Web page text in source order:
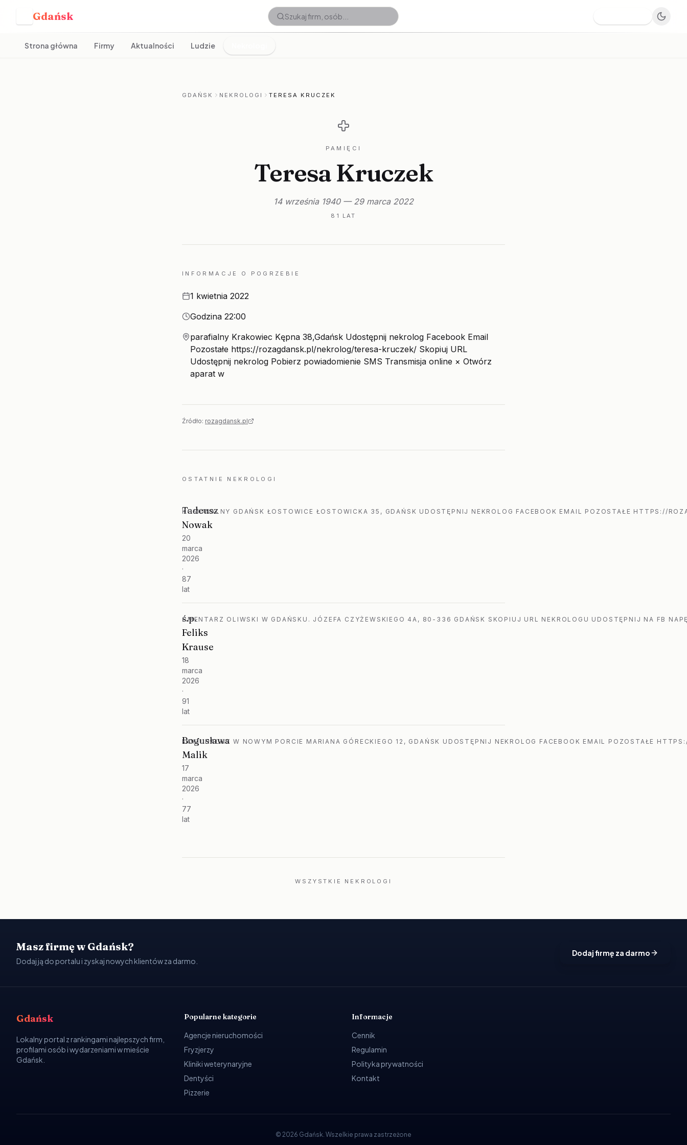
Gdańsk
Strona główna Firmy Aktualności Ludzie
GDAŃSK NEKROLOGI TERESA KRUCZEK
PAMIĘCI
Teresa Kruczek
14 września 1940 — 29 marca 2022
81 LAT
INFORMACJE O POGRZEBIE
Data
1 kwietnia 2022
Godzina
Godzina 22:00
Miejsce
parafialny Krakowiec Kępna 38,Gdańsk Udostępnij nekrolog Facebook Email
Pozostałe https://rozagdansk.pl/nekrolog/teresa-kruczek/ Skopiuj URL
Udostępnij nekrolog Pobierz powiadomienie SMS Transmisja online × Otwórz
aparat w
Źródło: rozagdansk.pl
OSTATNIE NEKROLOGI
Tadeusz
Nowak
20
marca
2026
·
87
lat
KOMUNALNY GDAŃSK ŁOSTOWICE ŁOSTOWICKA 35, GDAŃSK UDOSTĘPNIJ NEKROLOG FACEBOOK EMAIL POZOSTAŁE HTTPS://
ś.p.
Feliks
Krause
18
marca
2026
·
91
lat
CMENTARZ OLIWSKI W GDAŃSKU. JÓZEFA CZYŻEWSKIEGO 4A, 80-336 GDAŃSK SKOPIUJ URL NEKROLOGU UDOSTĘPNIJ NA FB
Bogusława
Malik
17
marca
2026
·
77
lat
KOMUNALNY W NOWYM PORCIE MARIANA GÓRECKIEGO 12, GDAŃSK UDOSTĘPNIJ NEKROLOG FACEBOOK EMAIL POZOSTAŁE
WSZYSTKIE NEKROLOGI
Masz firmę w Gdańsk?
Dodaj ją do portalu i zyskaj nowych klientów za darmo.
Dodaj firmę za darmo
Gdańsk
Lokalny portal z rankingami najlepszych firm,
profilami osób i wydarzeniami w mieście
Gdańsk.
Popularne kategorie
Agencje nieruchomości
Fryzjerzy
Kliniki weterynaryjne
Dentyści
Pizzerie
Informacje
Cennik
Regulamin
Polityka prywatności
Kontakt
© 2026 Gdańsk. Wszelkie prawa zastrzeżone